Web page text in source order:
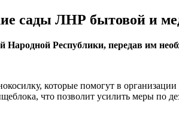
сады ЛНР бытовой и
Республики, передав им
которые помогут в
что позволит усилить меры по